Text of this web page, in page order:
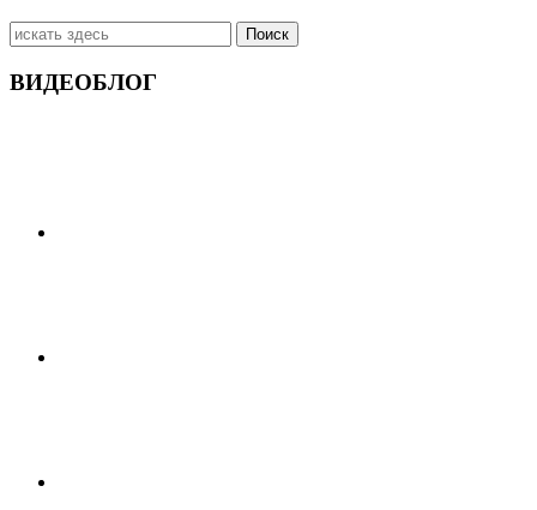
Искать:
ВИДЕОБЛОГ